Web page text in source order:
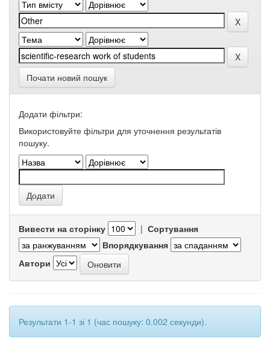
Почати новий пошук
Додати фільтри:
Використовуйте фільтри для уточнення результатів
пошуку.
Вивести на сторінку | Сортування
Впорядкування
Автори
Результати 1-1 зі 1 (час пошуку: 0.002 секунди).